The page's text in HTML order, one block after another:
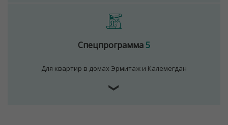
Спецпрограмма5
Для квартир в домах Эрмитаж и Калемегдан
❯